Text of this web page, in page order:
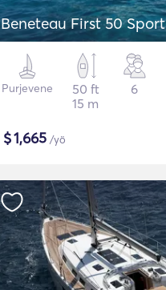
Beneteau First 50 Sport
Purjevene
50 ft
15 m
6
$1,665 /yö